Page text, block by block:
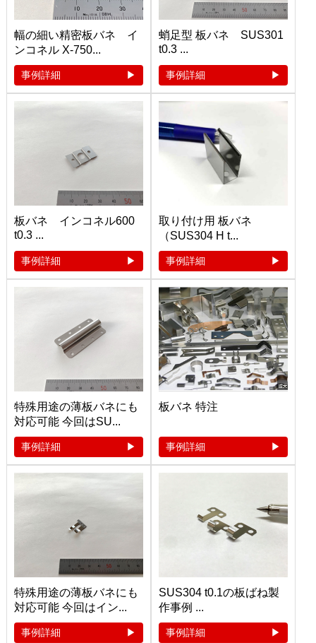
幅の細い精密板バネ イ
ンコネル X-750...
事例詳細
蛸足型 板バネ SUS301
t0.3 ...
事例詳細
板バネ インコネル600
t0.3 ...
事例詳細
取り付け用 板バネ
（SUS304 H t...
事例詳細
特殊用途の薄板バネにも
対応可能 今回はSU...
事例詳細
板バネ 特注
事例詳細
特殊用途の薄板バネにも
対応可能 今回はイン...
事例詳細
SUS304 t0.1の板ばね製
作事例 ...
事例詳細